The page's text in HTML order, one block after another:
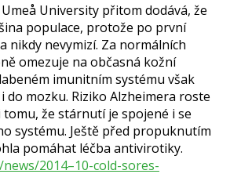
University přitom dodává, že
populace, protože po první
nikdy nevymizí. Za normálních
omezuje na občasná kožní
imunitním systému však
mozku. Riziko Alzheimera roste
že stárnutí je spojené i se
systému. Ještě před propuknutím
pomáhat léčba antivirotiky.
2014–10-cold-sores-